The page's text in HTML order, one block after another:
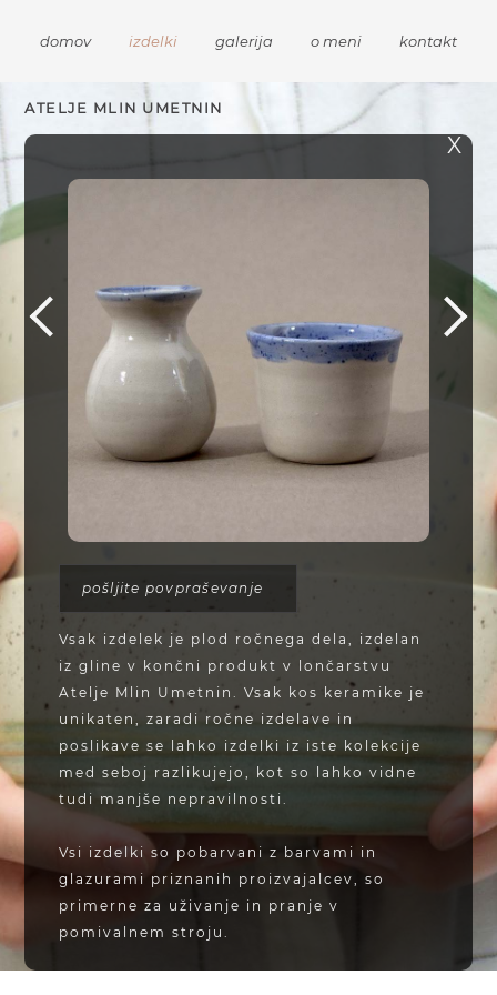
domov izdelki galerija o meni kontakt
ATELJE MLIN UMETNIN
X
pošljite povpraševanje
Vsak izdelek je plod ročnega dela, izdelan
iz gline v končni produkt v lončarstvu
Atelje Mlin Umetnin. Vsak kos keramike je
unikaten, zaradi ročne izdelave in
poslikave se lahko izdelki iz iste kolekcije
med seboj razlikujejo, kot so lahko vidne
tudi manjše nepravilnosti.
Vsi izdelki so pobarvani z barvami in
glazurami priznanih proizvajalcev, so
primerne za uživanje in pranje v
pomivalnem stroju.